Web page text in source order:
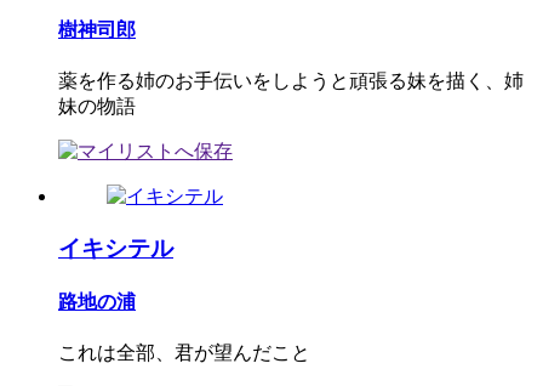
樹神司郎
薬を作る姉のお手伝いをしようと頑張る妹を描く、姉
妹の物語
イキシテル
路地の浦
これは全部、君が望んだこと